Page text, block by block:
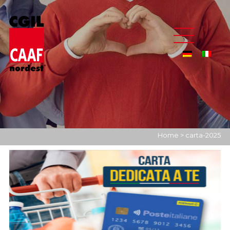
Home > carta-2025